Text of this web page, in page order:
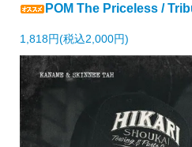
POM The Priceless /
1,818円(税込2,000円)